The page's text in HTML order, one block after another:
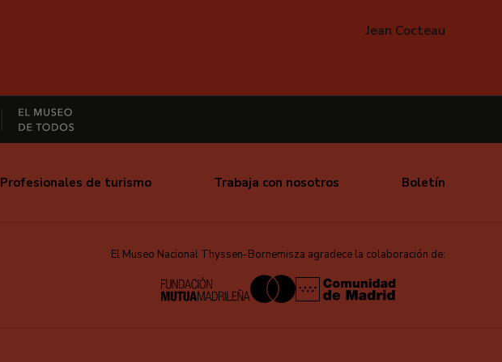
Jean Cocteau
Profesionales de turismo Trabaja con nosotros Boletín
El Museo Nacional Thyssen-Bornemisza agradece la colaboración de: